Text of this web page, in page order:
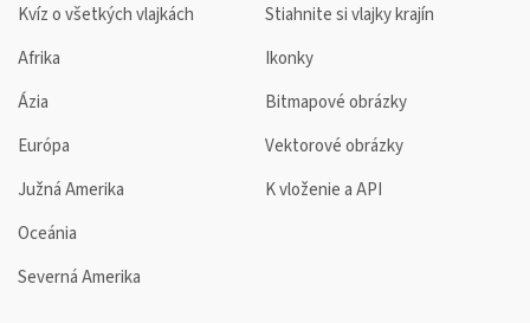
Kvíz o všetkých vlajkách
Afrika
Ázia
Európa
Južná Amerika
Oceánia
Severná Amerika
Stiahnite si vlajky krajín
Ikonky
Bitmapové obrázky
Vektorové obrázky
K vloženie a API